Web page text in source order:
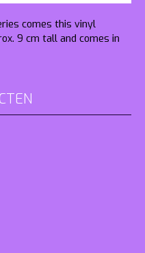
comes this vinyl
9 cm tall and comes in